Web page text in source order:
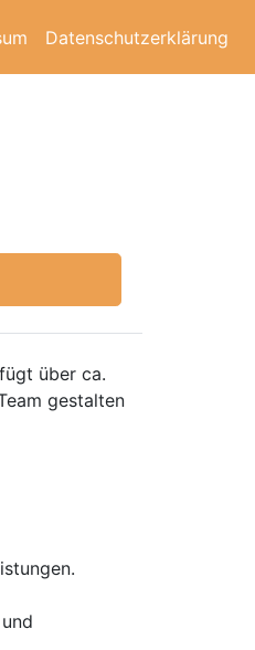
Datenschutzerklärung
über ca.
gestalten